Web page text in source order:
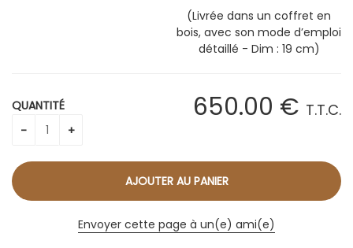
(Livrée dans un coffret en
bois, avec son mode d’emploi
détaillé - Dim : 19 cm)
650.00 € T.T.C.
QUANTITÉ
Envoyer cette page à un(e) ami(e)